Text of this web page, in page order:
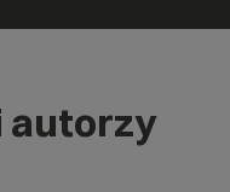
autorzy